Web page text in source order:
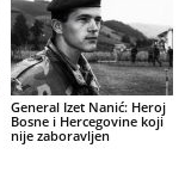
General Izet Nanić: Heroj
Bosne i Hercegovine koji
nije zaboravljen